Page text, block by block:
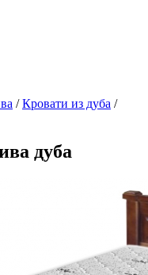
/Кровати из дуба /
дуба